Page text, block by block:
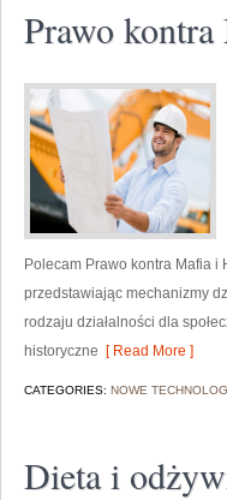
Prawo
Polecam Prawo kontra Mafia
przedstawiając mechanizmy
rodzaju działalności dla
historyczne [ Read More ]
CATEGORIES: NOWE
Dieta i